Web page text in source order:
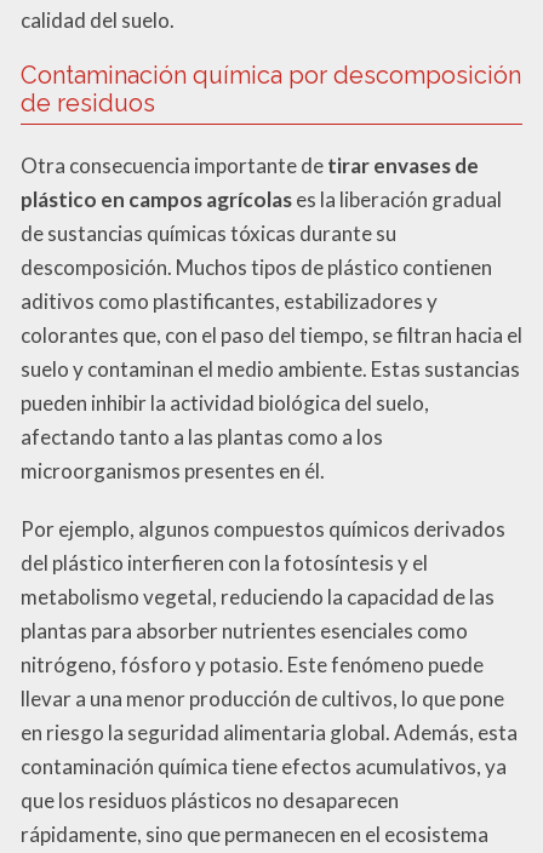
calidad del suelo.
Contaminación química por descomposición
de residuos
Otra consecuencia importante detirar envases de
plástico en campos agrícolases la liberación gradual
de sustancias químicas tóxicas durante su
descomposición. Muchos tipos de plástico contienen
aditivos como plastificantes, estabilizadores y
colorantes que, con el paso del tiempo, se filtran hacia el
suelo y contaminan el medio ambiente. Estas sustancias
pueden inhibir la actividad biológica del suelo,
afectando tanto a las plantas como a los
microorganismos presentes en él.
Por ejemplo, algunos compuestos químicos derivados
del plástico interfieren con la fotosíntesis y el
metabolismo vegetal, reduciendo la capacidad de las
plantas para absorber nutrientes esenciales como
nitrógeno, fósforo y potasio. Este fenómeno puede
llevar a una menor producción de cultivos, lo que pone
en riesgo la seguridad alimentaria global. Además, esta
contaminación química tiene efectos acumulativos, ya
que los residuos plásticos no desaparecen
rápidamente, sino que permanecen en el ecosistema